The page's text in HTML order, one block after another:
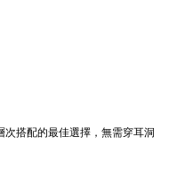
搭配的最佳選擇，無需穿耳洞